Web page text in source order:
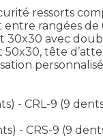
ressorts
rangées
30x30 avec
50x30, tête
- CRL-9 (9
- CRS-9 (9